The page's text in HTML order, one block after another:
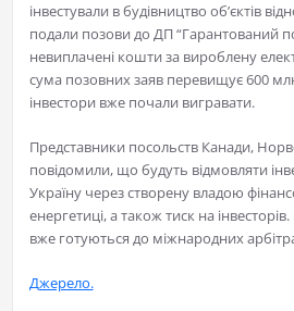
інвестували в будівництво об’єктів
подали позови до ДП “Гарантований
невиплачені кошти за вироблену
сума позовних заяв перевищує 600
інвестори вже почали вигравати.
Представники посольств Канади,
повідомили, що будуть відмовляти
Україну через створену владою
енергетиці, а також тиск на
вже готуються до міжнародних
Джерело.